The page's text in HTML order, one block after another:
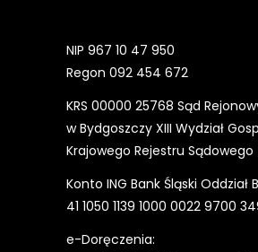
NIP 967 10 47 950
Regon 092 454 672
KRS 00000 25768 Sąd
w Bydgoszczy XIII Wydział
Krajowego Rejestru Sądowego
Konto ING Bank Śląski Oddział
41 1050 1139 1000 0022 9700
e-Doręczenia: